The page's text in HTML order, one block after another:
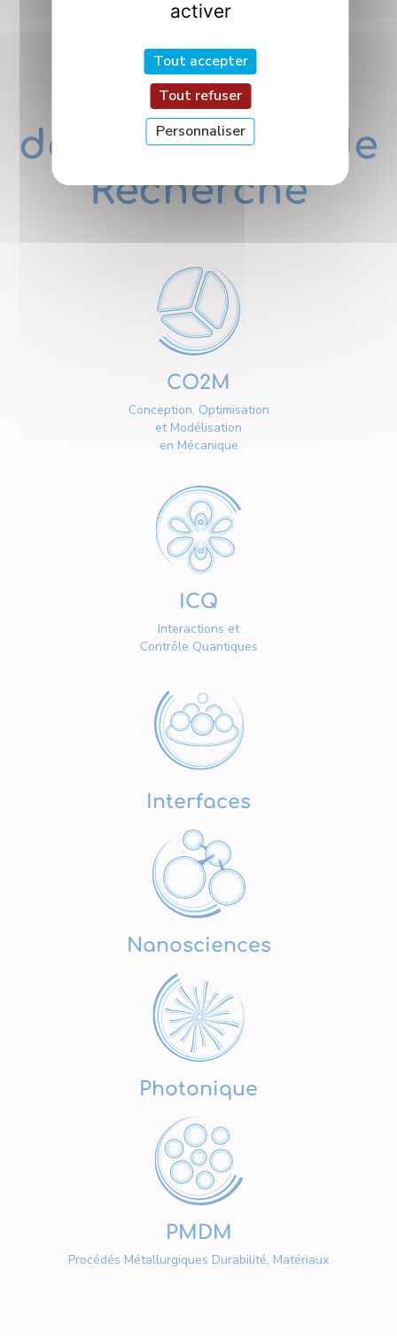
Nos
départements de
Recherche
CO2M
Conception, Optimisation
et Modélisation
en Mécanique
ICQ
Interactions et
Contrôle Quantiques
Interfaces
Nanosciences
Photonique
PMDM
Procédés Métallurgiques Durabilité, Matériaux
activer
Tout accepter
Tout refuser
Personnaliser